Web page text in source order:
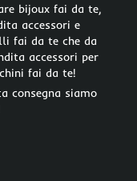
bijoux fai da te,
accessori e
fai da te che da
accessori per
fai da te!
consegna siamo